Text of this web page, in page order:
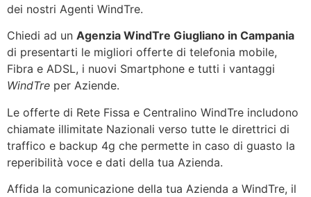
dei nostri Agenti WindTre.
Chiedi ad un Agenzia WindTre Giugliano in Campania
di presentarti le migliori offerte di telefonia mobile,
Fibra e ADSL, i nuovi Smartphone e tutti i vantaggi
WindTre per Aziende.
Le offerte di Rete Fissa e Centralino WindTre includono
chiamate illimitate Nazionali verso tutte le direttrici di
traffico e backup 4g che permette in caso di guasto la
reperibilità voce e dati della tua Azienda.
Affida la comunicazione della tua Azienda a WindTre, il